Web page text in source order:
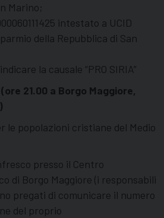
Marino;
intestato a UCID
della Repubblica di San
la causale “PRO SIRIA”
21.00 a Borgo Maggiore,
le popolazioni cristiane del Medio
presso il Centro
di Borgo Maggiore (i responsabili
pregati di comunicare il numero
del proprio